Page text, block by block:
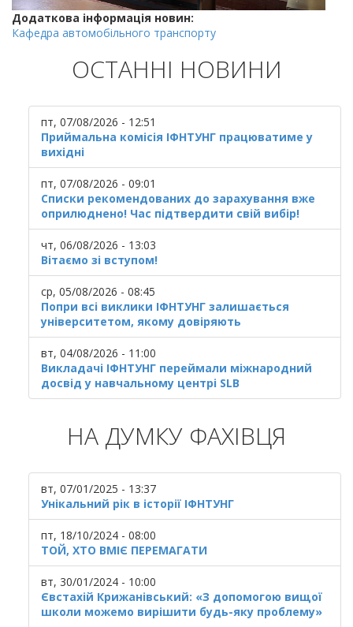
Додаткова інформація новин:
Кафедра автомобільного транспорту
ОСТАННІ НОВИНИ
пт, 07/08/2026 - 12:51
Приймальна комісія ІФНТУНГ працюватиме у
вихідні
пт, 07/08/2026 - 09:01
Списки рекомендованих до зарахування вже
оприлюднено! Час підтвердити свій вибір!
чт, 06/08/2026 - 13:03
Вітаємо зі вступом!
ср, 05/08/2026 - 08:45
Попри всі виклики ІФНТУНГ залишається
університетом, якому довіряють
вт, 04/08/2026 - 11:00
Викладачі ІФНТУНГ переймали міжнародний
досвід у навчальному центрі SLB
НА ДУМКУ ФАХІВЦЯ
вт, 07/01/2025 - 13:37
Унікальний рік в історії ІФНТУНГ
пт, 18/10/2024 - 08:00
ТОЙ, ХТО ВМІЄ ПЕРЕМАГАТИ
вт, 30/01/2024 - 10:00
Євстахій Крижанівський: «З допомогою вищої
школи можемо вирішити будь-яку проблему»